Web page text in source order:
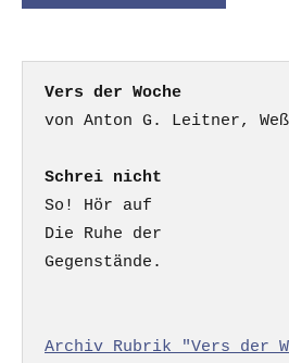
Vers der Woche
Schrei nicht
So! Hör auf
Die Ruhe der
Gegenstände.
Archiv Rubrik "Vers der